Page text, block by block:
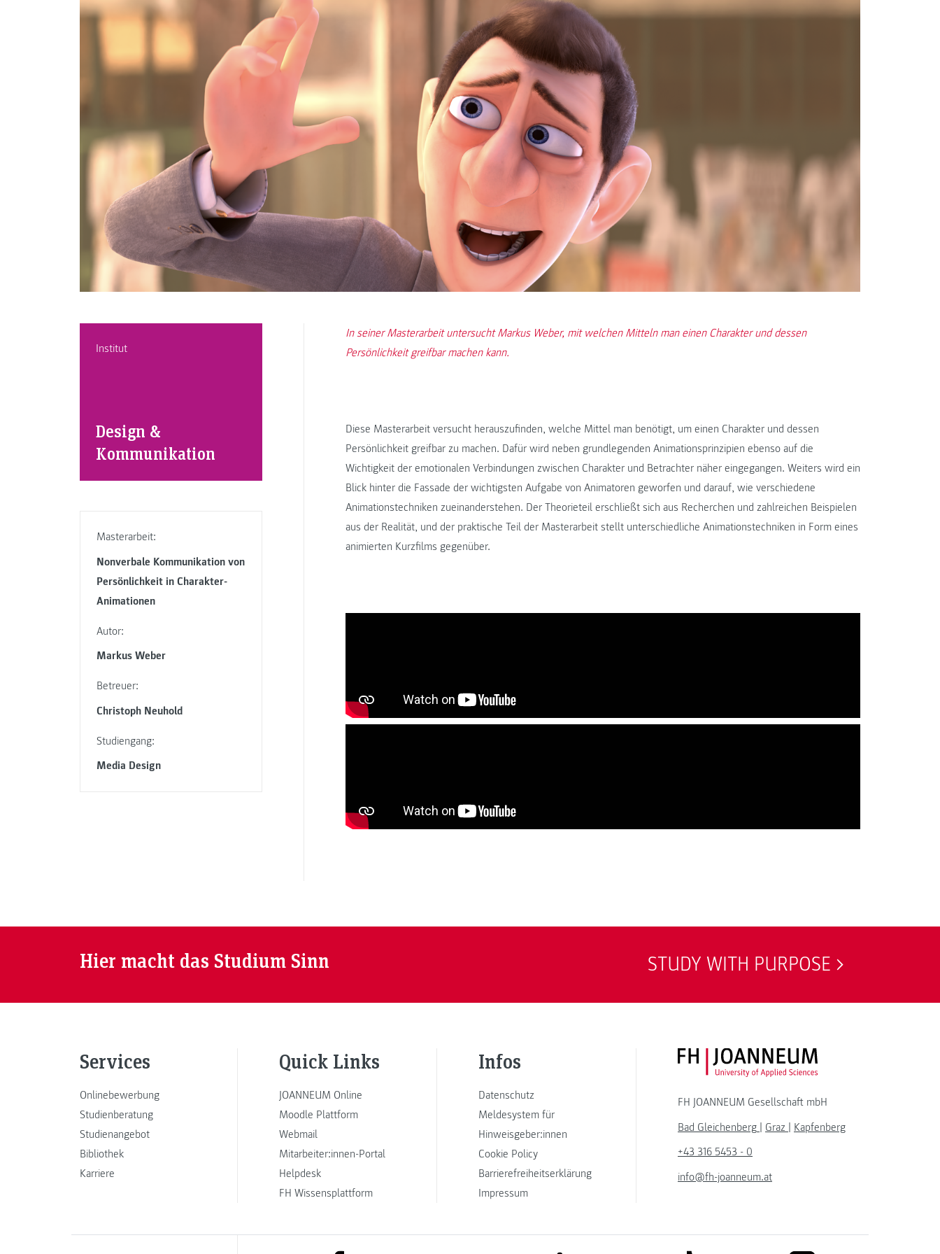
Institut
Design &
Kommunikation
Masterarbeit:
Nonverbale Kommunikation von
Persönlichkeit in Charakter-
Animationen
Autor:
Markus Weber
Betreuer:
Christoph Neuhold
Studiengang:
Media Design
In seiner Masterarbeit untersucht Markus Weber, mit welchen Mitteln man einen Charakter und dessen
Persönlichkeit greifbar machen kann.
Diese Masterarbeit versucht herauszufinden, welche Mittel man benötigt, um einen Charakter und dessen
Persönlichkeit greifbar zu machen. Dafür wird neben grundlegenden Animationsprinzipien ebenso auf die
Wichtigkeit der emotionalen Verbindungen zwischen Charakter und Betrachter näher eingegangen. Weiters wird ein
Blick hinter die Fassade der wichtigsten Aufgabe von Animatoren geworfen und darauf, wie verschiedene
Animationstechniken zueinanderstehen. Der Theorieteil erschließt sich aus Recherchen und zahlreichen Beispielen
aus der Realität, und der praktische Teil der Masterarbeit stellt unterschiedliche Animationstechniken in Form eines
animierten Kurzfilms gegenüber.
Hier macht das Studium Sinn STUDY WITH PURPOSE
Services
Onlinebewerbung
Studienberatung
Studienangebot
Bibliothek
Karriere
Quick Links
JOANNEUM Online
Moodle Plattform
Webmail
Mitarbeiter:innen-Portal
Helpdesk
FH Wissensplattform
Infos
Datenschutz
Meldesystem für
Hinweisgeber:innen
Cookie Policy
Barrierefreiheitserklärung
Impressum
FH JOANNEUM Logo
FH JOANNEUM Gesellschaft mbH
Bad Gleichenberg | Graz | Kapfenberg
+43 316 5453 - 0
info@fh-joanneum.at